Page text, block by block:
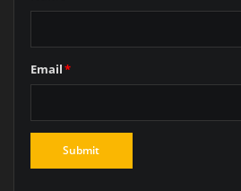
Email*